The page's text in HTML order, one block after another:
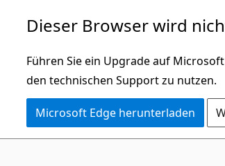
Dieser Browser wird
Führen Sie ein Upgrade auf
den technischen Support zu nutzen.
Microsoft Edge herunterladen